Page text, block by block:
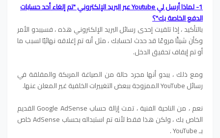
1- لماذا أرسل لي Youtube عبر البريد الإلكتروني "تم إلغاء أحد حسابات
الدفع الخاصة بك"؟
بالتأكيد ، إذا تلقيت إحدى رسائل البريد الإلكتروني هذه ، فسيبدو الأمر
وكأن شيئًا مروعًا قد حدث لحسابك ، مثل أنه تم إغلاقه نهائيًا لسبب ما
أو تم إيقاف تحقيق الدخل.
ومع ذلك ، يبدو أنها مجرد حالة من الصياغة المربكة والمقلقة في
رسائل YouTube الممزوجة ببعض التغييرات الخلفية غير المعلن عنها.
نعم ، من الناحية الفنية ، تمت إزالة حساب Google AdSense القديم
الخاص بك ، ولكن هذا فقط لأنه تم استبداله بحساب AdSense خاص
بـ YouTube .